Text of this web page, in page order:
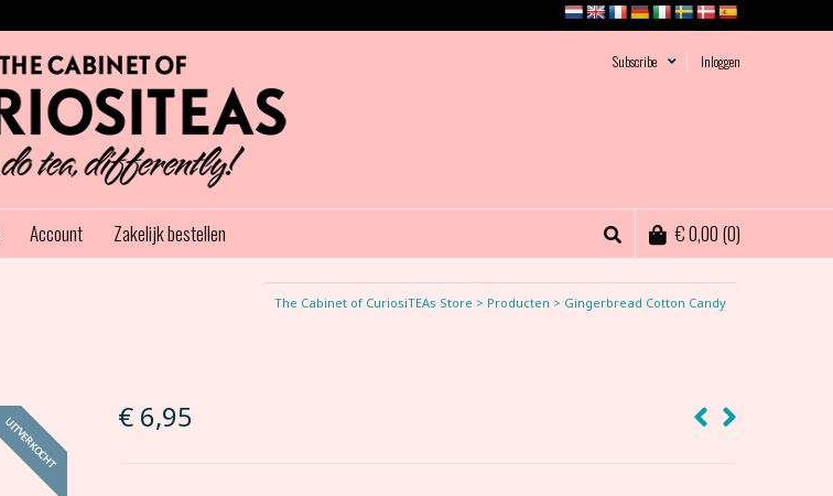
Subscribe Inloggen
Account Zakelijk bestellen €0,00 (0)
The Cabinet of CuriosiTEAs Store > Producten > Gingerbread Cotton Candy
UITVERKOCHT € 6,95